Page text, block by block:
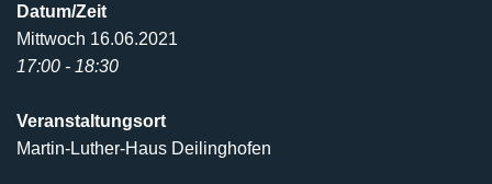
Datum/Zeit
Mittwoch 16.06.2021
17:00 - 18:30
Veranstaltungsort
Martin-Luther-Haus Deilinghofen